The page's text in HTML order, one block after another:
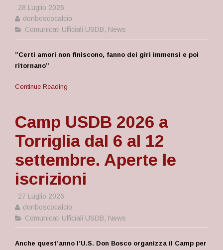
28 Luglio 2026
donboscocalcio
Comunicati Ufficiali USDB, News
”Certi amori non finiscono, fanno dei giri immensi e poi
ritornano”
Continue Reading
Camp USDB 2026 a
Torriglia dal 6 al 12
settembre. Aperte le
iscrizioni
27 Luglio 2026
donboscocalcio
Comunicati Ufficiali USDB, News
Anche quest’anno l’U.S. Don Bosco organizza il Camp per